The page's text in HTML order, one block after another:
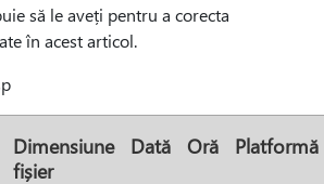
să le aveți pentru a corecta
în acest articol.
Dimensiune
fișier
Dată Oră Platformă